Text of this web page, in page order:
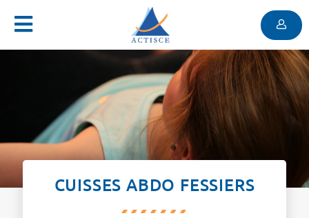
Menu
CUISSES ABDO FESSIERS